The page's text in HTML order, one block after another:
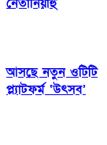
আসছে নতুন ওটিটি
প্ল্যাটফর্ম ‘উৎসব’